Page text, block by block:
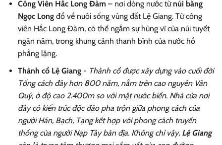
Công Viên Hắc Long Đàm – nơi dòng nước từnúi băng
Ngọc Longđổ về nuôi sống vùng đất Lệ Giang. Từ công
viên Hắc Long Đàm, có thể ngắm sự hùng vĩ của núi tuyết
ngàn năm, trong khung cảnh thanh bình của nước hồ
phẳng lặng.
Thành cổ Lệ Giang- Thành cổ được xây dựng vào cuối đời
Tống cách đây hơn 800 năm, nằm trên cao nguyên Vân
Quý, ở độ cao 2.400m so với mặt nước biển. Nhà cửa nơi
đây có kiến trúc độc đáo pha trộn giữa phong cách của
người Hán, Bạch, Tạng kết hợp với phong cách truyền
thống của người Nạp Tây bản địa. Không chỉ vậy, Lệ Giang